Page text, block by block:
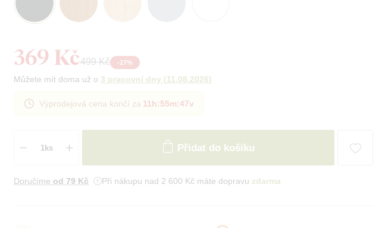
369 Kč499 Kč -27%
Můžete mít doma už o 3 pracovní dny (11.08.2026)
Výprodejová cena končí za 11h:55m:45v
Přidat do košíku
Doručíme od 79 Kč Při nákupu nad 2 600 Kč máte dopravu zdarma